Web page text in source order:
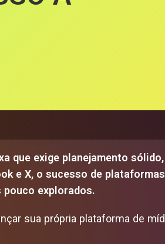
que exige planejamento
e X, o sucesso de
pouco explorados.
sua própria plataforma de